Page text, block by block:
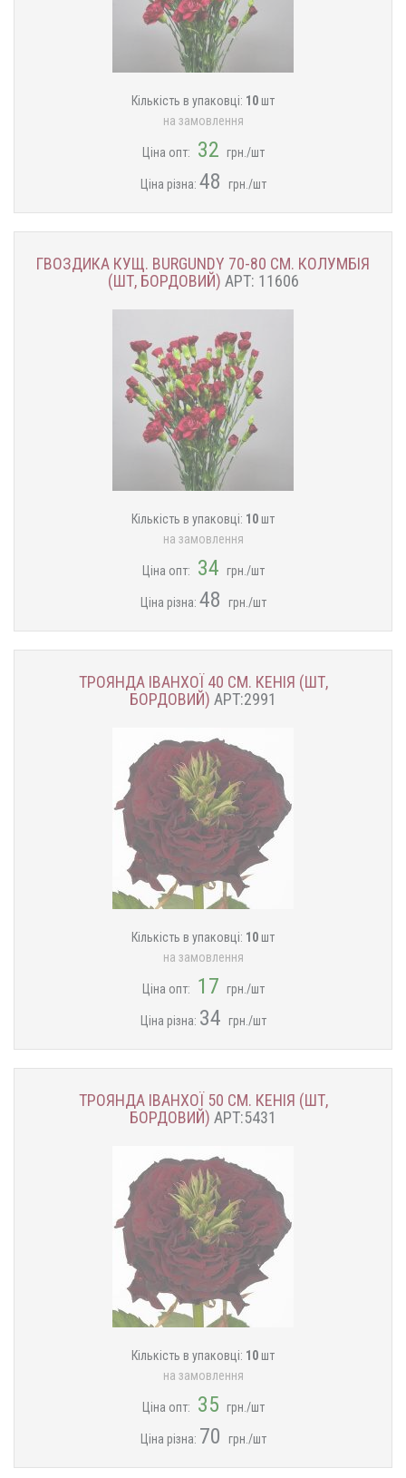
Кількість в упаковці: 10 шт
на замовлення
Ціна опт: 32 грн./шт
Ціна різна: 48 грн./шт
ГВОЗДИКА КУЩ. BURGUNDY 70-80 СМ. КОЛУМБІЯ
(ШТ, БОРДОВИЙ) АРТ: 11606
Кількість в упаковці: 10 шт
на замовлення
Ціна опт: 34 грн./шт
Ціна різна: 48 грн./шт
ТРОЯНДА ІВАНХОЇ 40 СМ. КЕНІЯ (ШТ,
БОРДОВИЙ) АРТ:2991
Кількість в упаковці: 10 шт
на замовлення
Ціна опт: 17 грн./шт
Ціна різна: 34 грн./шт
ТРОЯНДА ІВАНХОЇ 50 СМ. КЕНІЯ (ШТ,
БОРДОВИЙ) АРТ:5431
Кількість в упаковці: 10 шт
на замовлення
Ціна опт: 35 грн./шт
Ціна різна: 70 грн./шт